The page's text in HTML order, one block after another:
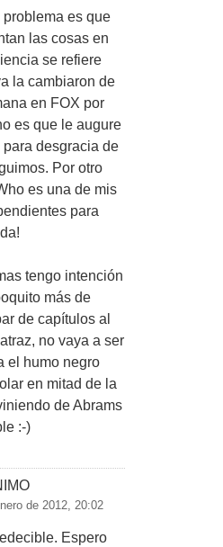
problema es que
las cosas en
se refiere
la cambiaron de
en FOX por
es que le augure
para desgracia de
Por otro
es una de mis
para
tengo intención
más de
de capítulos al
no vaya a ser
el humo negro
en mitad de la
de Abrams
:-)
de 2012, 20:02
Espero